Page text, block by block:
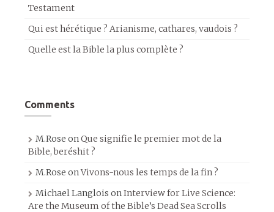
Testament
Qui est hérétique ? Arianisme, cathares, vaudois ?
Quelle est la Bible la plus complète ?
Comments
M.Rose onQue signifie le premier mot de la
Bible, beréshit ?
M.Rose onVivons-nous les temps de la fin ?
Michael Langlois onInterview for Live Science:
Are the Museum of the Bible’s Dead Sea Scrolls